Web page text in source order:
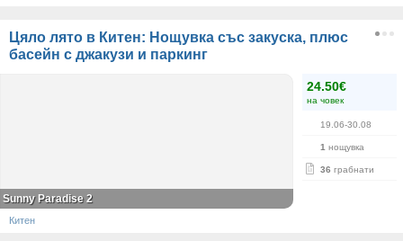
Цяло лято в Китен: Нощувка със закуска, плюс
басейн с джакузи и паркинг
24.50€
на човек
19.06-30.08
1 нощувка
36 грабнати
Sunny Paradise 2
Китен